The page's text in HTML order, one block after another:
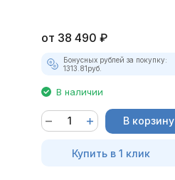
от 38 490 ₽
Бонусных рублей за покупку:
1313.81руб.
В наличии
В корзину
Купить в 1 клик